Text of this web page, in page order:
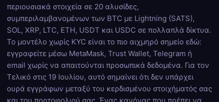
περιουσιακά στοιχεία σε 20 αλυσίδες,
συμπεριλαμβανομένων των BTC με Lightning (SATS),
SOL, XRP, LTC, ETH, USDT και USDC σε πολλαπλά δίκτυα.
Το μοντέλο χωρίς KYC είναι το πιο αιχμηρό σημείο εδώ:
εγγραφείτε μέσω MetaMask, Trust Wallet, Telegram ή
email χωρίς να απαιτούνται προσωπικά δεδομένα. Για τον
Τελικό στις 19 Ιουλίου, αυτό σημαίνει ότι δεν υπάρχει
ουρά εγγράφων μεταξύ του κερδισμένου στοιχήματός σας